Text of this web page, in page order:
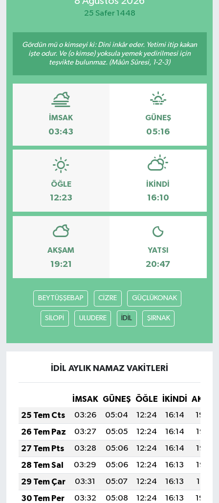
25 Safer 1448
Gördün mü o kimseyi ki: Dini inkâr eder. Yetimi itip kakan
işte odur. Ve (o kimse) yoksula yemek yedirilmesi için
teşvikte bulunmaz. (Mâûn Sûresi, 1-2-3)
İMSAK
03:43
GÜNEŞ
05:16
ÖĞLE
12:23
İKINDI
16:10
AKŞAM
19:21
YATSI
20:47
BEYTÜŞŞEBAP CİZRE GÜÇLÜKONAK
SİLOPİ ULUDERE İDİL ŞIRNAK
İDİL AYLIK NAMAZ VAKITLERI
İMSAK GÜNEŞ ÖĞLE İKINDI
25 Tem Cts
03:26 05:04 12:24 16:14
19:34
26 Tem Paz
03:27 05:05 12:24 16:14
19:33
27 Tem Pts
03:28 05:06 12:24 16:14
19:32
28 Tem Sal
03:29 05:06 12:24 16:13
19:32
29 Tem Çar
03:31 05:07 12:24 16:13
19:31
30 Tem Per
03:32 05:08 12:24 16:13
19:30
Özel
Resmi İlanlar
Siyaset
Yaşam
Yurttan